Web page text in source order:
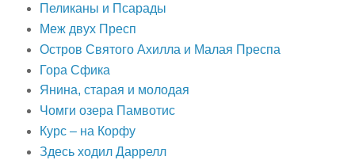
Пеликаны и Псарады
Меж двух Пресп
Остров Святого Ахилла и Малая Преспа
Гора Сфика
Янина, старая и молодая
Чомги озера Памвотис
Курс – на Корфу
Здесь ходил Даррелл